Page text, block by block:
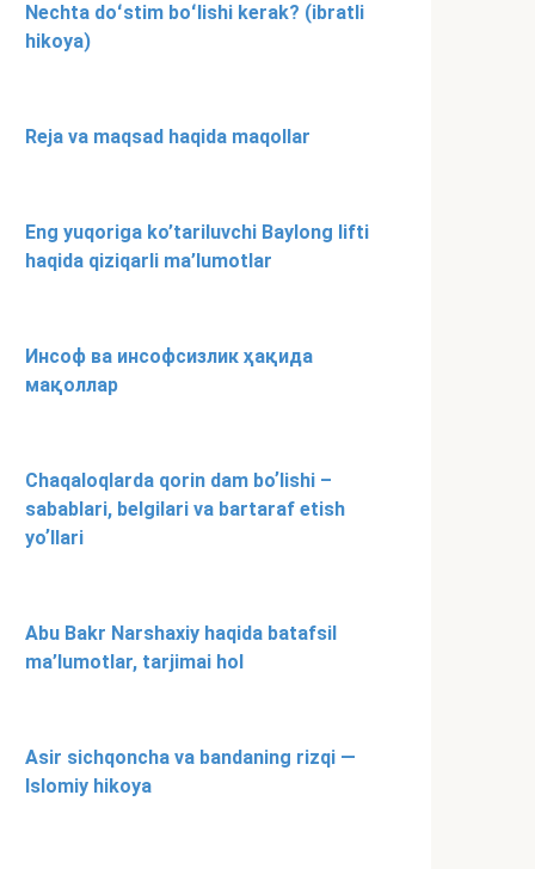
Nechta doʻstim boʻlishi kerak? (ibratli
hikoya)
Reja va maqsad haqida maqollar
Eng yuqoriga ko’tariluvchi Baylong lifti
haqida qiziqarli ma’lumotlar
Инсоф ва инсофсизлик ҳақида
мақоллар
Chaqaloqlarda qorin dam boʼlishi –
sabablari, belgilari va bartaraf etish
yoʼllari
Abu Bakr Narshaxiy haqida batafsil
ma’lumotlar, tarjimai hol
Asir sichqoncha va bandaning rizqi —
Islomiy hikoya